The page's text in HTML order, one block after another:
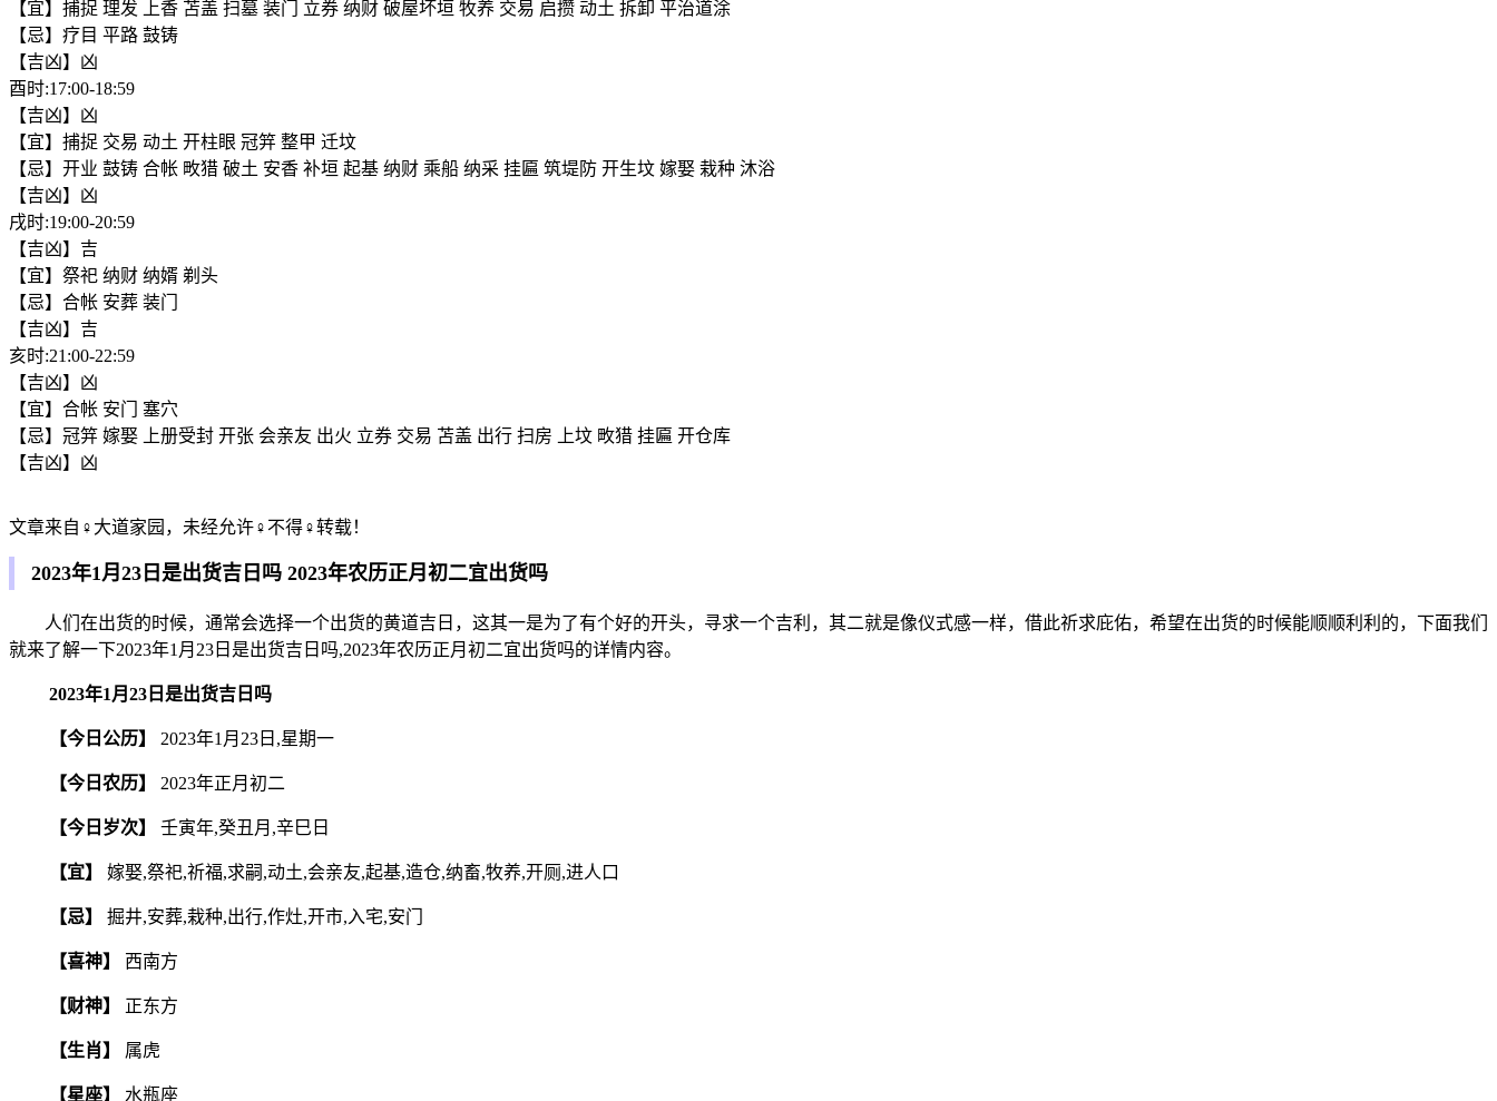
【宜】捕捉 理发 上香 苫盖 扫墓 装门 立券 纳财 破屋坏垣 牧养 交易 启攒 动土 拆卸 平治道涂
【忌】疗目 平路 鼓铸
【吉凶】凶
酉时:17:00-18:59
【吉凶】凶
【宜】捕捉 交易 动土 开柱眼 冠笄 整甲 迁坟
【忌】开业 鼓铸 合帐 畋猎 破土 安香 补垣 起基 纳财 乘船 纳采 挂匾 筑堤防 开生坟 嫁娶 栽种 沐浴
【吉凶】凶
戌时:19:00-20:59
【吉凶】吉
【宜】祭祀 纳财 纳婿 剃头
【忌】合帐 安葬 装门
【吉凶】吉
亥时:21:00-22:59
【吉凶】凶
【宜】合帐 安门 塞穴
【忌】冠笄 嫁娶 上册受封 开张 会亲友 出火 立券 交易 苫盖 出行 扫房 上坟 畋猎 挂匾 开仓库
【吉凶】凶
文章来自♀大道家园，未经允许♀不得♀转载！
2023年1月23日是出货吉日吗 2023年农历正月初二宜出货吗
人们在出货的时候，通常会选择一个出货的黄道吉日，这其一是为了有个好的开头，寻求一个吉利，其二就是像仪式感一样，借此祈求庇佑，希望在出货的时候能顺顺利利的，下面我们
就来了解一下2023年1月23日是出货吉日吗,2023年农历正月初二宜出货吗的详情内容。
2023年1月23日是出货吉日吗
【今日公历】 2023年1月23日,星期一
【今日农历】 2023年正月初二
【今日岁次】 壬寅年,癸丑月,辛巳日
【宜】 嫁娶,祭祀,祈福,求嗣,动土,会亲友,起基,造仓,纳畜,牧养,开厕,进人口
【忌】 掘井,安葬,栽种,出行,作灶,开市,入宅,安门
【喜神】 西南方
【财神】 正东方
【生肖】 属虎
【星座】 水瓶座